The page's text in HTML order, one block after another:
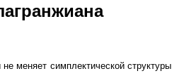
меняет симплектической структуры